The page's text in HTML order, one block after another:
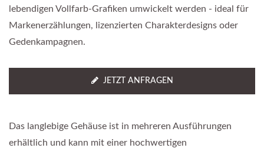
lebendigen Vollfarb-Grafiken umwickelt werden - ideal für
Markenerzählungen, lizenzierten Charakterdesigns oder
Gedenkampagnen.
JETZT ANFRAGEN
Das langlebige Gehäuse ist in mehreren Ausführungen
erhältlich und kann mit einer hochwertigen